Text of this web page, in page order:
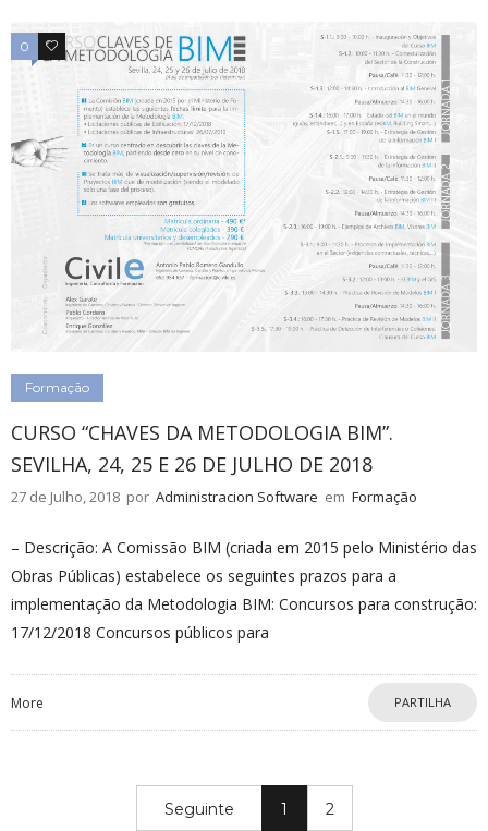
0 0
Formação
CURSO “CHAVES DA METODOLOGIA BIM”.
SEVILHA, 24, 25 E 26 DE JULHO DE 2018
27 de Julho, 2018 por Administracion Software em Formação
– Descrição: A Comissão BIM (criada em 2015 pelo Ministério das
Obras Públicas) estabelece os seguintes prazos para a
implementação da Metodologia BIM: Concursos para construção:
17/12/2018 Concursos públicos para
More PARTILHA
Seguinte 1 2